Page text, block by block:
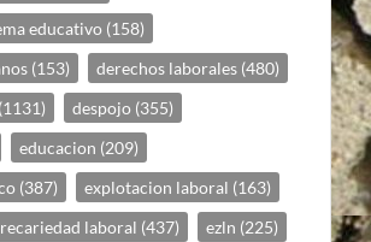
educativo (158)
(153) derechos laborales (480)
(1131) despojo (355)
educacion (209)
(387) explotacion laboral (163)
laboral (437) ezln (225)